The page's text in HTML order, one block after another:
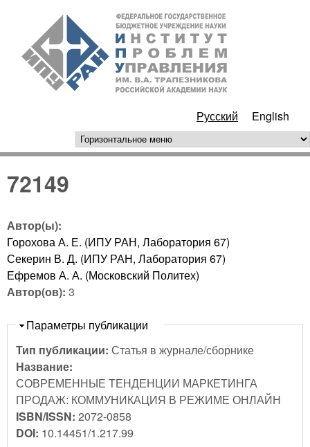
Перейти к основному
содержанию
РАН
Русский English
горизонтальное меню
72149
Автор(ы):
Горохова А. Е. (ИПУ РАН, Лаборатория 67)
Секерин В. Д. (ИПУ РАН, Лаборатория 67)
Ефремов А. А. (Московский Политех)
Автор(ов): 3
Скрыть
Параметры публикации
Тип публикации: Статья в журнале/сборнике
Название:
СОВРЕМЕННЫЕ ТЕНДЕНЦИИ МАРКЕТИНГА
ПРОДАЖ: КОММУНИКАЦИЯ В РЕЖИМЕ ОНЛАЙН
ISBN/ISSN: 2072-0858
DOI: 10.14451/1.217.99